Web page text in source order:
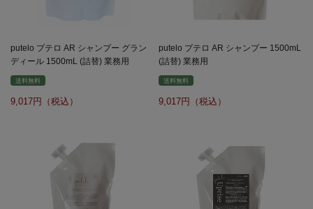
putelo プテロ AR シャンプー グラン
ディール 1500mL (詰替) 業務用
送料無料
9,017
putelo プテロ AR シャンプー 1500mL
(詰替) 業務用
送料無料
9,017